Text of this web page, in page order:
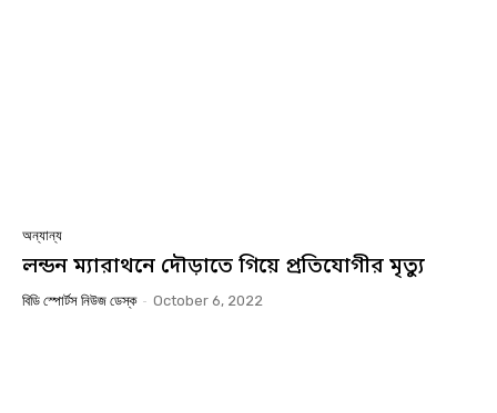
অন্যান্য
লন্ডন ম্যারাথনে দৌড়াতে গিয়ে প্রতিযোগীর মৃত্যু
বিডি স্পোর্টস নিউজ ডেস্ক - October 6, 2022